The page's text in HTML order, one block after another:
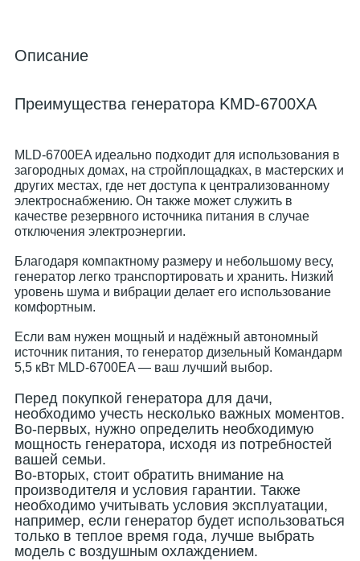
Описание
Преимущества генератора KMD-6700XA
MLD-6700EA идеально подходит для использования в
загородных домах, на стройплощадках, в мастерских и
других местах, где нет доступа к централизованному
электроснабжению. Он также может служить в
качестве резервного источника питания в случае
отключения электроэнергии.
Благодаря компактному размеру и небольшому весу,
генератор легко транспортировать и хранить. Низкий
уровень шума и вибрации делает его использование
комфортным.
Если вам нужен мощный и надёжный автономный
источник питания, то генератор дизельный Командарм
5,5 кВт MLD-6700EA — ваш лучший выбор.
Перед покупкой генератора для дачи,
необходимо учесть несколько важных моментов.
Во-первых, нужно определить необходимую
мощность генератора, исходя из потребностей
вашей семьи.
Во-вторых, стоит обратить внимание на
производителя и условия гарантии. Также
необходимо учитывать условия эксплуатации,
например, если генератор будет использоваться
только в теплое время года, лучше выбрать
модель с воздушным охлаждением.